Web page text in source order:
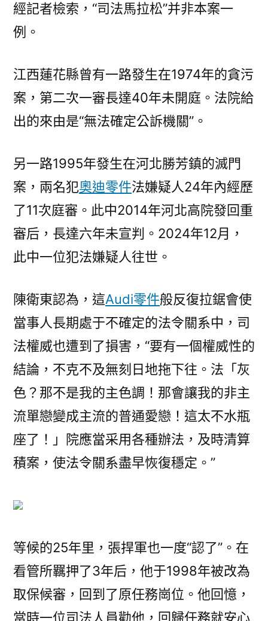
經記者檢索，“司法馬拉松”并非本案一
例。
江西蓮花縣曾有一路發生在1974年的貪污
案，第二次一審長達40年未開庭。法院給
出的來由是“無法確定公訴機關”。
另一路1995年發生在河北勝芳鎮的滅門
案，兩名犯奧迪零件法嫌疑人24年內經歷
了11次庭審。此中2014年河北高院發回重
審后，長達六年未宣判。2024年12月，
此中一位犯法嫌疑人往世。
陳衛東認為，這Audi零件般反復拉鋸會使
當事人長期處于不確定的法令關系中，司
法權威也遭到了損害，“要有一個權威性的
結論，不克不及無刻日地拖下往。法「灰
色？那不是我的主色調！那會讓我的非主
流單戀變成主流的普通愛戀！這太不水瓶
座了！」院應當采用各種辦法，及時清算
積案，使法令關系盡早恢復穩定。”
等候的25年里，張捍軍也一度“認了”。在
看管所羈押了3年后，他于1998年被改為
取保候審，回到了原任務崗位。他回憶，
當時一位司法人員勸他，回歸任務就安心